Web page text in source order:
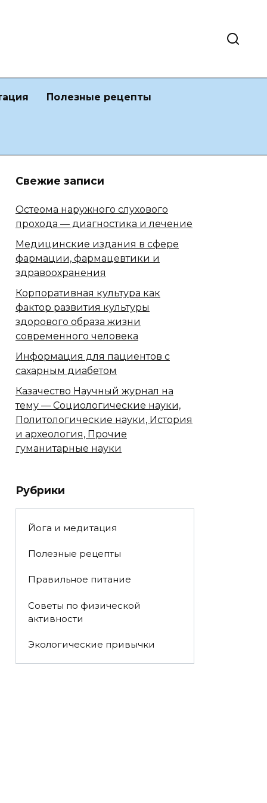
Полезные рецепты
Свежие записи
Остеома наружного слухового
прохода — диагностика и лечение
Медицинские издания в сфере
фармации, фармацевтики и
здравоохранения
Корпоративная культура как
фактор развития культуры
здорового образа жизни
современного человека
Информация для пациентов с
сахарным диабетом
Казачество Научный журнал на
тему — Социологические науки,
Политологические науки, История
и археология, Прочие
гуманитарные науки
Рубрики
Йога и медитация
Полезные рецепты
Правильное питание
Советы по физической
активности
Экологические привычки